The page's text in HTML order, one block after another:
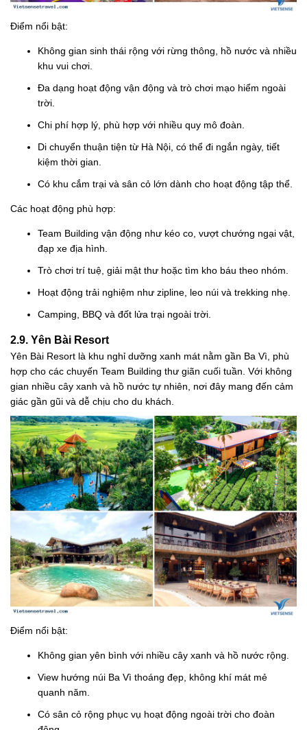
Điểm nổi bật:
Không gian sinh thái rộng với rừng thông, hồ nước và nhiều
khu vui chơi.
Đa dạng hoạt động vận động và trò chơi mạo hiểm ngoài
trời.
Chi phí hợp lý, phù hợp với nhiều quy mô đoàn.
Di chuyển thuận tiện từ Hà Nội, có thể đi ngắn ngày, tiết
kiệm thời gian.
Có khu cắm trại và sân cỏ lớn dành cho hoạt động tập thể.
Các hoạt động phù hợp:
Team Building vận động như kéo co, vượt chướng ngại vật,
đạp xe địa hình.
Trò chơi trí tuệ, giải mật thư hoặc tìm kho báu theo nhóm.
Hoạt động trải nghiệm như zipline, leo núi và trekking nhẹ.
Camping, BBQ và đốt lửa trại ngoài trời.
2.9. Yên Bài Resort
Yên Bài Resort là khu nghỉ dưỡng xanh mát nằm gần Ba Vì, phù
hợp cho các chuyến Team Building thư giãn cuối tuần. Với không
gian nhiều cây xanh và hồ nước tự nhiên, nơi đây mang đến cảm
giác gần gũi và dễ chịu cho du khách.
Điểm nổi bật:
Không gian yên bình với nhiều cây xanh và hồ nước rộng.
View hướng núi Ba Vì thoáng đẹp, không khí mát mẻ
quanh năm.
Có sân cỏ rộng phục vụ hoạt động ngoài trời cho đoàn